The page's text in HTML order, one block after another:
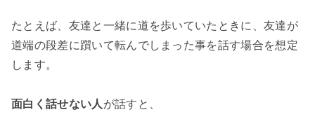
たとえば、友達と一緒に道を歩いていたときに、友達が
道端の段差に躓いて転んでしまった事を話す場合を想定
します。
面白く話せない人 が話すと、